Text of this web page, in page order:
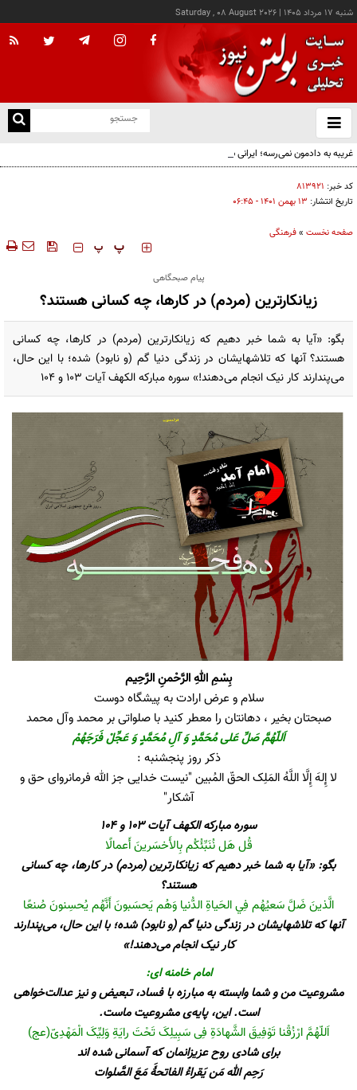
شنبه ۱۷ مرداد ۱۴۰۵ |
Saturday , 08 August 2026
باز
و
غریبه به دادمون نمی‌رسه؛ ایرانی بخریم!
کد خبر: ۸۱۳۹۲۱
تاریخ انتشار: ۱۳ بهمن ۱۴۰۱ - ۰۶:۴۵
صفحه نخست »فرهنگی
‍‍‍ پ پ
پیام صبحگاهی
زیانکارترین (مردم) در کارها، چه کسانی هستند؟
بگو: «آیا به شما خبر دهیم که زیانکارترین (مردم) در کارها، چه کسانی
هستند؟ آنها که تلاشهایشان در زندگی دنیا گم (و نابود) شده؛ با این حال،
می‌پندارند کار نیک انجام می‌دهند!» سوره مبارکه الكهف آیات 103 و 104
بِسْمِ اللهِ الرَّحْمنِ الرَّحِیم
سلام و عرض ارادت به پیشگاه دوست
صبحتان بخیر ، دهانتان را معطر کنید با صلواتی بر محمد وآل محمد
اَللّهُمَّ صَلِّ عَلی مُحَمَّدٍ وَ آلِ مُحَمَّدٍ وَ عَجِّلْ فَرَجَهُمْ
ذکر روز پنجشنبه :
لا إِلهَ إِلَّا اللَّهُ المَلِک الحقّ المُبین "نیست خدایی جز الله فرمانروای حق و
آشکار"
سوره مبارکه الكهف آیات 103 و 104
قُل هَل نُنَبِّئُكُم بِالأَخسَرينَ أَعمالًا
بگو: «آیا به شما خبر دهیم که زیانکارترین (مردم) در کارها، چه کسانی
هستند؟
الَّذينَ ضَلَّ سَعيُهُم فِي الحَياةِ الدُّنيا وَهُم يَحسَبونَ أَنَّهُم يُحسِنونَ صُنعًا
آنها که تلاشهایشان در زندگی دنیا گم (و نابود) شده؛ با این حال، می‌پندارند
کار نیک انجام می‌دهند!»
امام خامنه ای:
مشروعیت من و شما وابسته به مبارزه با فساد، تبعیض و نیز عدالت‌خواهی
است. این، پایه‌ی مشروعیت ماست.
اَللّهُمَّ ارْزُقْنا تَوْفِیقَ الشَّهادَةِ فِی سَبِیلِکَ تَحْتَ رایَةِ وَلِیِّکَ الْمَهْدِیّ(عج)
برای شادی روح عزیزانمان که آسمانی شده اند
رَحِم الله مَن یَقراءُ الفاتحۀَ مَعَ الصَّلوات